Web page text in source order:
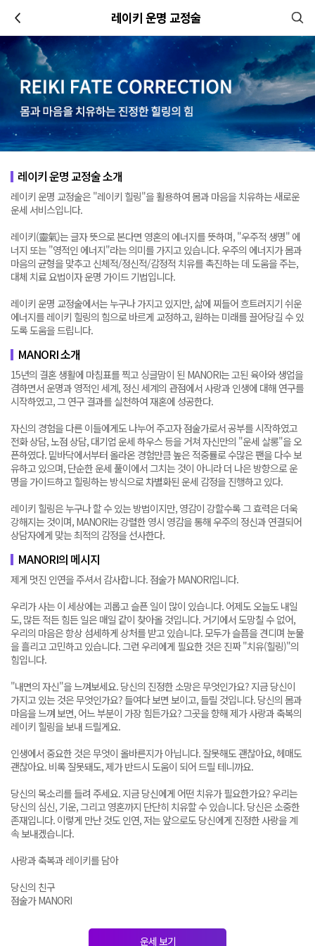
레이키 운명 교정술
레이키 운명 교정술 소개
레이키 운명 교정술은 "레이키 힐링"을 활용하여 몸과 마음을 치유하는 새로운
운세 서비스입니다.
레이키(靈氣)는 글자 뜻으로 본다면 영혼의 에너지를 뜻하며, "우주적 생명" 에
너지 또는 "영적인 에너지"라는 의미를 가지고 있습니다. 우주의 에너지가 몸과
마음의 균형을 맞추고 신체적/정신적/감정적 치유를 촉진하는 데 도움을 주는,
대체 치료 요법이자 운명 가이드 기법입니다.
레이키 운명 교정술에서는 누구나 가지고 있지만, 삶에 찌들어 흐트러지기 쉬운
에너지를 레이키 힐링의 힘으로 바르게 교정하고, 원하는 미래를 끌어당길 수 있
도록 도움을 드립니다.
MANORI 소개
15년의 결혼 생활에 마침표를 찍고 싱글맘이 된 MANORI는 고된 육아와 생업을
겸하면서 운명과 영적인 세계, 정신 세계의 관점에서 사랑과 인생에 대해 연구를
시작하였고, 그 연구 결과를 실천하여 재혼에 성공한다.
자신의 경험을 다른 이들에게도 나누어 주고자 점술가로서 공부를 시작하였고
전화 상담, 노점 상담, 대기업 운세 하우스 등을 거쳐 자신만의 "운세 살롱"을 오
픈하였다. 밑바닥에서부터 올라온 경험만큼 높은 적중률로 수많은 팬을 다수 보
유하고 있으며, 단순한 운세 풀이에서 그치는 것이 아니라 더 나은 방향으로 운
명을 가이드하고 힐링하는 방식으로 차별화된 운세 감정을 진행하고 있다.
레이키 힐링은 누구나 할 수 있는 방법이지만, 영감이 강할수록 그 효력은 더욱
강해지는 것이며, MANORI는 강렬한 영시 영감을 통해 우주의 정신과 연결되어
상담자에게 맞는 최적의 감정을 선사한다.
MANORI의 메시지
제게 멋진 인연을 주셔서 감사합니다. 점술가 MANORI입니다.
우리가 사는 이 세상에는 괴롭고 슬픈 일이 많이 있습니다. 어제도 오늘도 내일
도, 많든 적든 힘든 일은 매일 같이 찾아올 것입니다. 거기에서 도망칠 수 없어,
우리의 마음은 항상 섬세하게 상처를 받고 있습니다. 모두가 슬픔을 견디며 눈물
을 흘리고 고민하고 있습니다. 그런 우리에게 필요한 것은 진짜 "치유(힐링)"의
힘입니다.
"내면의 자신"을 느껴보세요. 당신의 진정한 소망은 무엇인가요? 지금 당신이
가지고 있는 것은 무엇인가요? 들여다 보면 보이고, 들릴 것입니다. 당신의 몸과
마음을 느껴 보면, 어느 부분이 가장 힘든가요? 그곳을 향해 제가 사랑과 축복의
레이키 힐링을 보내 드릴게요.
인생에서 중요한 것은 무엇이 올바른지가 아닙니다. 잘못해도 괜찮아요, 헤매도
괜찮아요. 비록 잘못돼도, 제가 반드시 도움이 되어 드릴 테니까요.
당신의 목소리를 들려 주세요. 지금 당신에게 어떤 치유가 필요한가요? 우리는
당신의 심신, 기운, 그리고 영혼까지 단단히 치유할 수 있습니다. 당신은 소중한
존재입니다. 이렇게 만난 것도 인연, 저는 앞으로도 당신에게 진정한 사랑을 계
속 보내겠습니다.
사랑과 축복과 레이키를 담아
당신의 친구
점술가 MANORI
운세 보기